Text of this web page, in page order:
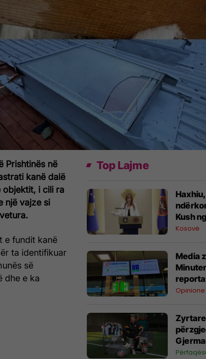
Prishtinës në
kanë dalë
objektit, i cili ra
një vajze si
e fundit kanë
ta identifikuar
së
dhe e ka
Top Lajme
Haxhiu,
Kush
lejonte
tjetër
Kosovë
Media
Opinione